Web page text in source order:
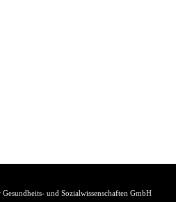
und Sozialwissenschaften GmbH